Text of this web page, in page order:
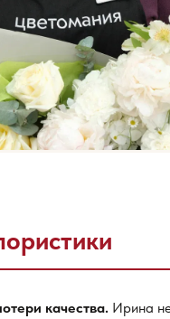
качества. Ирина